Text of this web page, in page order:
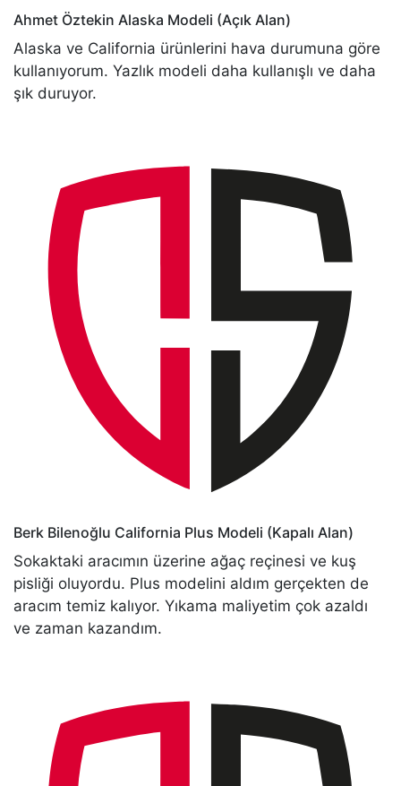
Ahmet Öztekin Alaska Modeli (Açık Alan)
Alaska ve California ürünlerini hava durumuna göre
kullanıyorum. Yazlık modeli daha kullanışlı ve daha
şık duruyor.
Berk Bilenoğlu California Plus Modeli (Kapalı Alan)
Sokaktaki aracımın üzerine ağaç reçinesi ve kuş
pisliği oluyordu. Plus modelini aldım gerçekten de
aracım temiz kalıyor. Yıkama maliyetim çok azaldı
ve zaman kazandım.